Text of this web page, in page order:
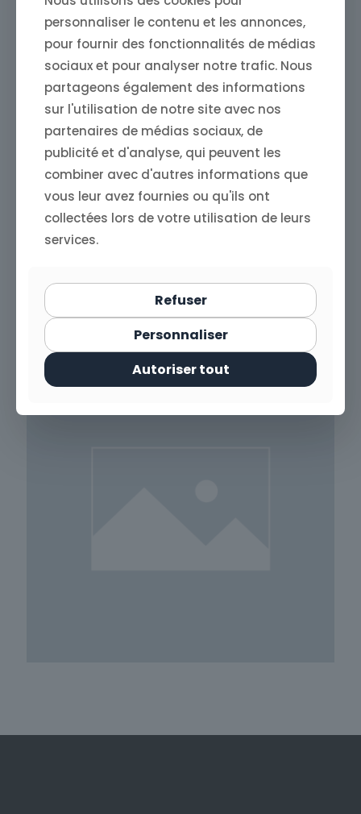
Nos services comprennent :
title, meta descriptions, Hn, URL, images et contenu
textuel de vos pages produits et collections.
Optimisation technique :Amélioration de la
vitesse de chargement, optimisation mobile, gestion
du sitemap et du robots.txt.
Création de contenu de
qualité pour votre blog et vos pages produits,
optimisé pour les mots-clés ciblés.
Netlinking :Mise en place d'une stratégie de liens
entrants pour renforcer l'autorité de votre boutique.
Suivi et reporting :
En Savoir plus
personnaliser le contenu et les annonces,
pour fournir des fonctionnalités de médias
sociaux et pour analyser notre trafic. Nous
partageons également des informations
sur l'utilisation de notre site avec nos
partenaires de médias sociaux, de
publicité et d'analyse, qui peuvent les
combiner avec d'autres informations que
vous leur avez fournies ou qu'ils ont
collectées lors de votre utilisation de leurs
services.
Refuser
Personnaliser
Autoriser tout